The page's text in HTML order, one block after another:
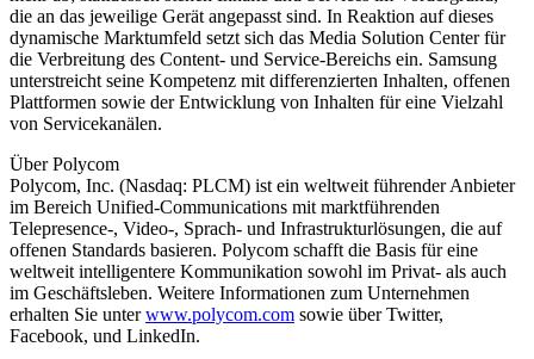
die an das jeweilige Gerät angepasst sind. In Reaktion auf dieses
dynamische Marktumfeld setzt sich das Media Solution Center für
die Verbreitung des Content- und Service-Bereichs ein. Samsung
unterstreicht seine Kompetenz mit differenzierten Inhalten, offenen
Plattformen sowie der Entwicklung von Inhalten für eine Vielzahl
von Servicekanälen.
Über Polycom
Polycom, Inc. (Nasdaq: PLCM) ist ein weltweit führender Anbieter
im Bereich Unified-Communications mit marktführenden
Telepresence-, Video-, Sprach- und Infrastrukturlösungen, die auf
offenen Standards basieren. Polycom schafft die Basis für eine
weltweit intelligentere Kommunikation sowohl im Privat- als auch
im Geschäftsleben. Weitere Informationen zum Unternehmen
erhalten Sie unterwww.polycom.com sowie über Twitter,
Facebook, und LinkedIn.